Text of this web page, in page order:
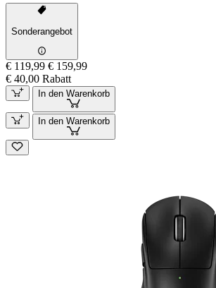
Sonderangebot
€ 119,99 € 159,99
€ 40,00 Rabatt
In den Warenkorb
In den Warenkorb